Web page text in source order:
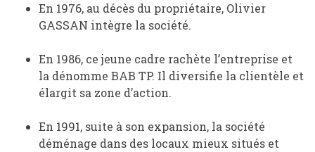
En 1976, au décès du propriétaire, Olivier
GASSAN intègre la société.
En 1986, ce jeune cadre rachète l’entreprise et
la dénomme BAB TP. Il diversifie la clientèle et
élargit sa zone d’action.
En 1991, suite à son expansion, la société
déménage dans des locaux mieux situés et